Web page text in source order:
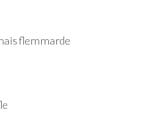
flemmarde